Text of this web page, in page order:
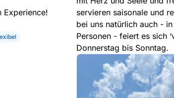
Experience!
servieren saisonale und
bei uns natürlich auch -
Personen - feiert es sich
Donnerstag bis Sonntag.